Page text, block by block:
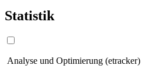
Statistik
Analyse und Optimierung (etracker)